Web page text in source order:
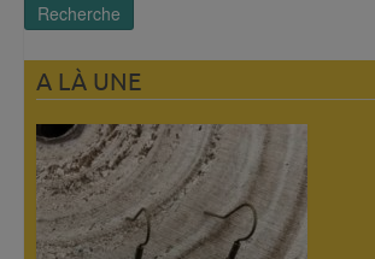
Recherche
A LÀ UNE